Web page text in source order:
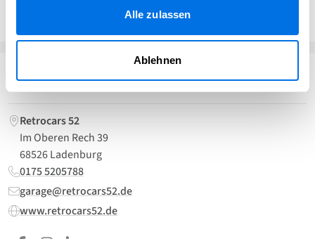
Alle zulassen
Ablehnen
Kontakt
Retrocars 52
Im Oberen Rech 39
68526 Ladenburg
0175 5205788
garage@retrocars52.de
www.retrocars52.de